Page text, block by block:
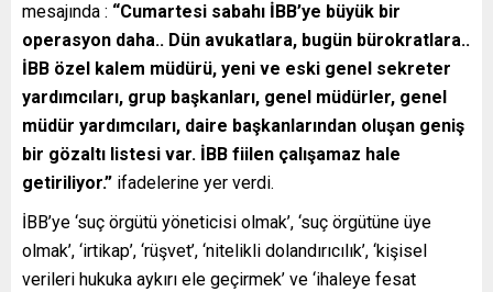
mesajında : “Cumartesi sabahı İBB’ye büyük bir
operasyon daha.. Dün avukatlara, bugün bürokratlara..
İBB özel kalem müdürü, yeni ve eski genel sekreter
yardımcıları, grup başkanları, genel müdürler, genel
müdür yardımcıları, daire başkanlarından oluşan geniş
bir gözaltı listesi var. İBB fiilen çalışamaz hale
getiriliyor.” ifadelerine yer verdi.
İBB’ye ‘suç örgütü yöneticisi olmak’, ‘suç örgütüne üye
olmak’, ‘irtikap’, ‘rüşvet’, ‘nitelikli dolandırıcılık’, ‘kişisel
verileri hukuka aykırı ele geçirmek’ ve ‘ihaleye fesat